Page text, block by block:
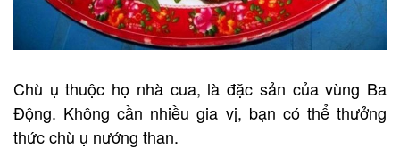
Chù ụ thuộc họ nhà cua, là đặc sản của vùng Ba
Động. Không cần nhiều gia vị, bạn có thể thưởng
thức chù ụ nướng than.